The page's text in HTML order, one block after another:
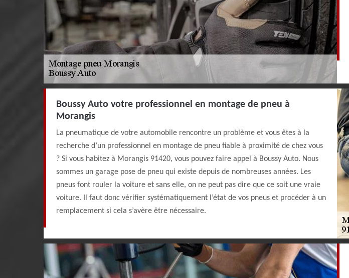
Boussy Auto votre professionnel en montage de pneu à
Morangis
La pneumatique de votre automobile rencontre un problème et vous êtes à la
recherche d’un professionnel en montage de pneu fiable à proximité de chez vous
? Si vous habitez à Morangis 91420, vous pouvez faire appel à Boussy Auto. Nous
sommes un garage pose de pneu qui existe depuis de nombreuses années. Les
pneus font rouler la voiture et sans elle, on ne peut pas dire que ce soit une vraie
voiture. Il faut donc vérifier systématiquement l’état de vos pneus et procéder à un
remplacement si cela s’avère être nécessaire.